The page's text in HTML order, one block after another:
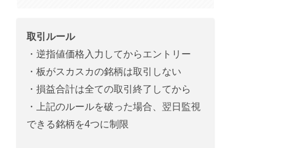
取引ルール
・逆指値価格入力してからエントリー
・板がスカスカの銘柄は取引しない
・損益合計は全ての取引終了してから
・上記のルールを破った場合、翌日監視
できる銘柄を4つに制限